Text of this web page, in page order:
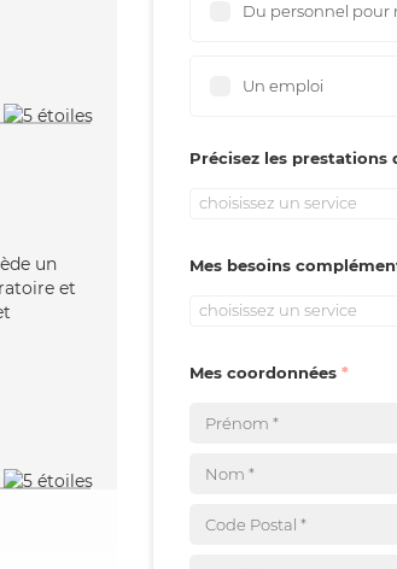
un
et
Du personnel pour
Un emploi
Précisez les prestations
choisissez un service
Mes besoins
choisissez un service
Mes coordonnées